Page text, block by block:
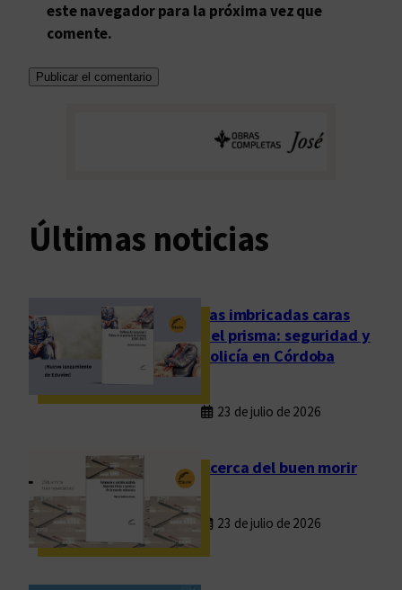
este navegador para la próxima vez que
comente.
Últimas noticias
Las imbricadas caras
del prisma: seguridad y
policía en Córdoba
23 de julio de 2026
Acerca del buen morir
23 de julio de 2026